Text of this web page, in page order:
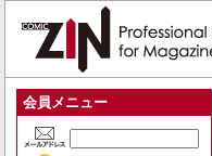
会員メニュー